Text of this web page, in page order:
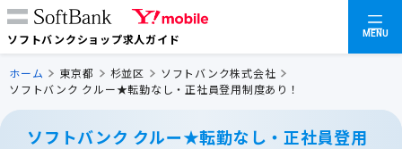
ソフトバンクショップ求人ガイド MENU
ホーム 東京都 杉並区
ソフトバンク株式会社
ソフトバンク クルー★転勤なし・正社員登用制度あり！
ソフトバンク クルー★転勤なし・正社員登用